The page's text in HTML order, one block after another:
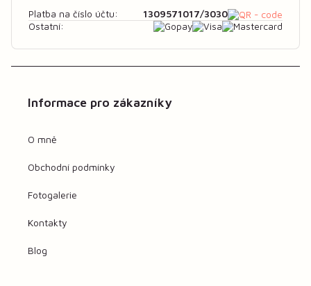
Platba na číslo účtu: 1309571017/3030
Ostatní:
Informace pro zákazníky
O mně
Obchodní podmínky
Fotogalerie
Kontakty
Blog